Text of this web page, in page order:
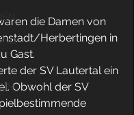
die Damen von
Herbertingen in
Gast.
der SV Lautertal ein
Obwohl der SV